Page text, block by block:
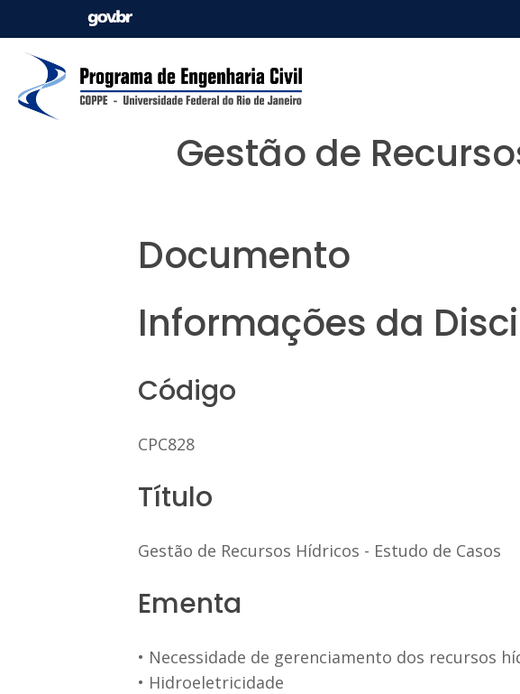
Gestão de
Documento
Informações da
Código
CPC828
Título
Gestão de Recursos Hídricos - Estudo de Casos
Ementa
• Necessidade de gerenciamento dos recursos
• Hidroeletricidade